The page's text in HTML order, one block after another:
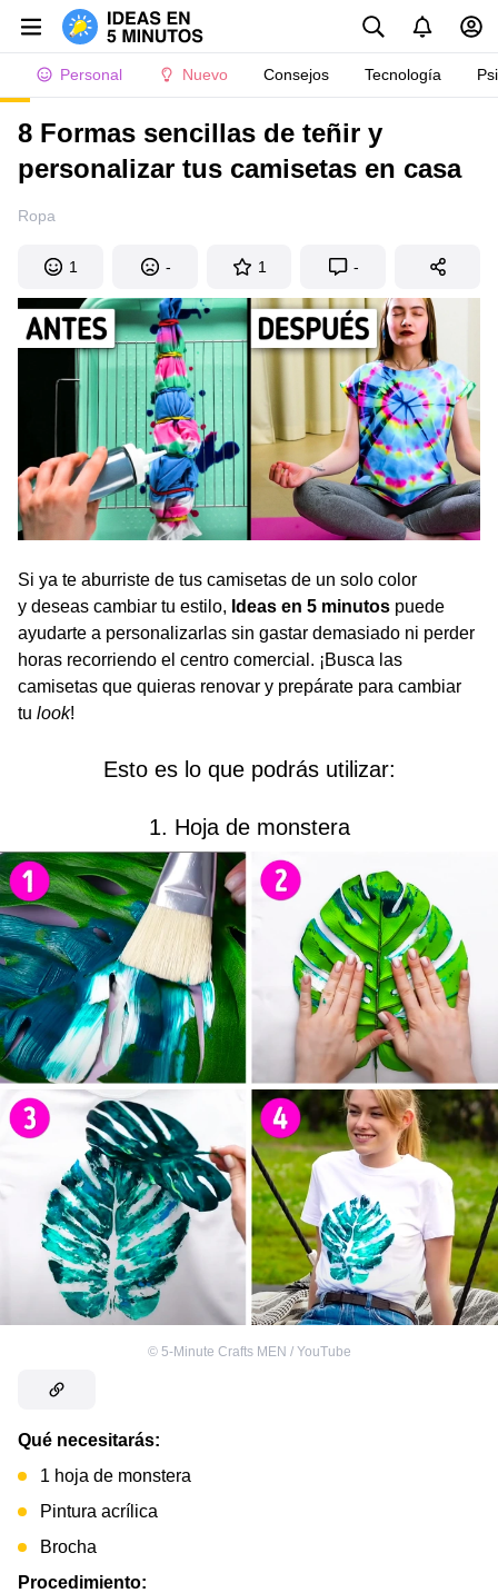
Personal Nuevo Consejos Tecnología
8 Formas sencillas de teñir y
personalizar tus camisetas en casa
Ropa
1 - 1 -
Si ya te aburriste de tus camisetas de un solo color
y deseas cambiar tu estilo, Ideas en 5 minutos puede
ayudarte a personalizarlas sin gastar demasiado ni perder
horas recorriendo el centro comercial. ¡Busca las
camisetas que quieras renovar y prepárate para cambiar
tu look!
Esto es lo que podrás utilizar:
1. Hoja de monstera
© 5-Minute Crafts MEN / YouTube
Qué necesitarás:
1 hoja de monstera
Pintura acrílica
Brocha
Procedimiento: